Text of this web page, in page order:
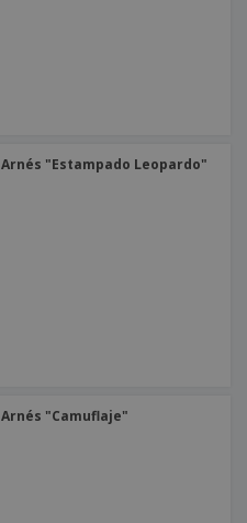
Arnés "Estampado Leopardo"
Arnés "Camuflaje"